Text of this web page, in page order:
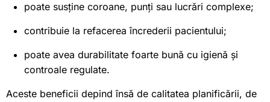
poate susține coroane, punți sau lucrări complexe;
contribuie la refacerea încrederii pacientului;
poate avea durabilitate foarte bună cu igienă și
controale regulate.
Aceste beneficii depind însă de calitatea planificării, de